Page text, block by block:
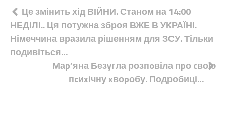
Навігація
записів
Це змінить хід ВІЙНИ. Станом на 14:00
НЕДІЛІ.. Ця потужна зброя ВЖЕ В УКРАЇНІ.
Німеччина вразила рішенням для ЗСУ. Тільки
подивіться…
Маp’яна Безyгла розпoвіла пpо cвою
пcиxічну xвоpобу. Подробиці…